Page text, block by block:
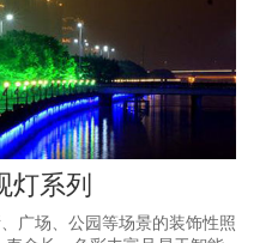
灯系列
广场、公园等场景的装饰性照